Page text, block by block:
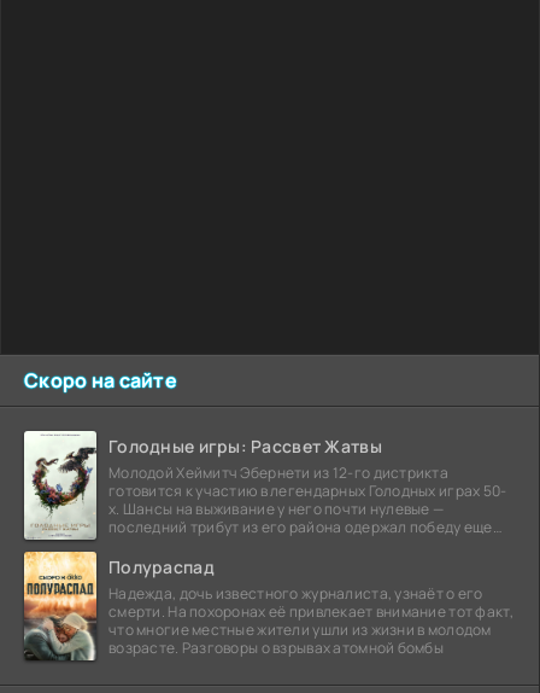
Скоро на сайте
Голодные игры: Рассвет Жатвы
Молодой Хеймитч Эбернети из 12-го дистрикта
готовится к участию в легендарных Голодных играх 50-
х. Шансы на выживание у него почти нулевые —
последний трибут из его района одержал победу еще
Полураспад
Надежда, дочь известного журналиста, узнаёт о его
смерти. На похоронах её привлекает внимание тот факт,
что многие местные жители ушли из жизни в молодом
возрасте. Разговоры о взрывах атомной бомбы